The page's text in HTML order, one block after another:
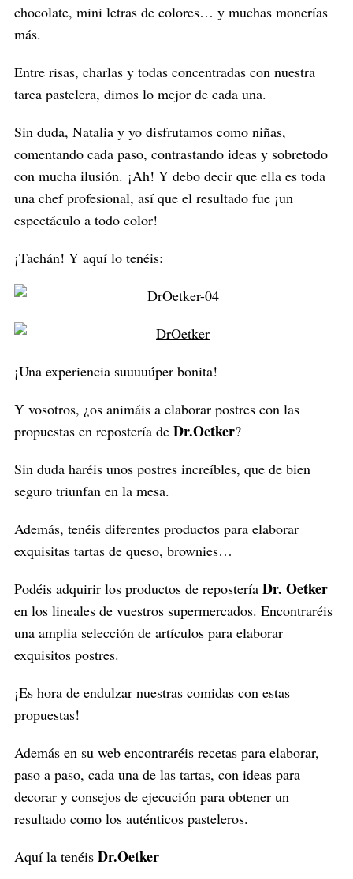
chocolate, mini letras de colores… y muchas monerías
más.
Entre risas, charlas y todas concentradas con nuestra
tarea pastelera, dimos lo mejor de cada una.
Sin duda, Natalia y yo disfrutamos como niñas,
comentando cada paso, contrastando ideas y sobretodo
con mucha ilusión. ¡Ah! Y debo decir que ella es toda
una chef profesional, así que el resultado fue ¡un
espectáculo a todo color!
¡Tachán! Y aquí lo tenéis:
¡Una experiencia suuuuúper bonita!
Y vosotros, ¿os animáis a elaborar postres con las
propuestas en repostería de Dr.Oetker?
Sin duda haréis unos postres increíbles, que de bien
seguro triunfan en la mesa.
Además, tenéis diferentes productos para elaborar
exquisitas tartas de queso, brownies…
Podéis adquirir los productos de repostería Dr. Oetker
en los lineales de vuestros supermercados. Encontraréis
una amplia selección de artículos para elaborar
exquisitos postres.
¡Es hora de endulzar nuestras comidas con estas
propuestas!
Además en su web encontraréis recetas para elaborar,
paso a paso, cada una de las tartas, con ideas para
decorar y consejos de ejecución para obtener un
resultado como los auténticos pasteleros.
Aquí la tenéis Dr.Oetker
S
a
r
h
f
r
: